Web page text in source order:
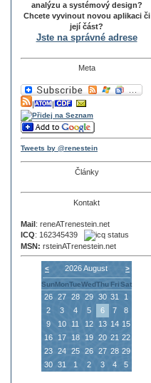
analýzu a systémový design?
Chcete vyvinout novou aplikaci či
její část?
Jste na správné adrese
Meta
Tweets by @renestein
Články
Kontakt
Mail: reneATrenestein.net
ICQ: 162345439
MSN: rsteinATrenestein.net
< 2026 August
>
SunMonTueWedThu FriSat
26 27 28 29 30 31
1
2
3 4 5 6 7
8
9
10 11 12 13 14 15
16
17 18 19 20 21 22
23
24 25 26 27 28 29
30
31 1 2 3 4 5